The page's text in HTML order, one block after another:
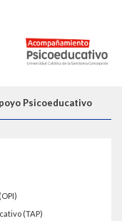
Psicoeducativo
(TAP)